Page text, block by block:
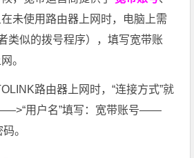
未使用路由器上网时，电脑上需
类似的拨号程序），填写宽带账
。
路由器上网时，“连接方式”就
用户名”填写：宽带账号——
。